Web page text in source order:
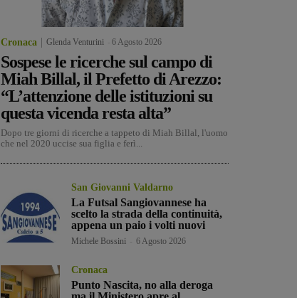
Cronaca Glenda Venturini 6 Agosto 2026
Sospese le ricerche sul campo di
Miah Billal, il Prefetto di Arezzo:
“L’attenzione delle istituzioni su
questa vicenda resta alta”
Dopo tre giorni di ricerche a tappeto di Miah Billal, l'uomo
che nel 2020 uccise sua figlia e ferì...
San Giovanni Valdarno
La Futsal Sangiovannese ha
scelto la strada della continuità,
appena un paio i volti nuovi
Michele Bossini 6 Agosto 2026
Cronaca
Punto Nascita, no alla deroga